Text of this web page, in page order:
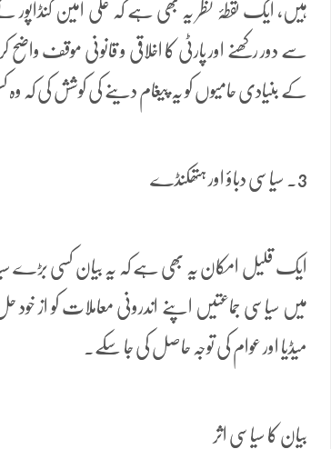
ہیں، ایک نقطۂ نظر یہ بھی ہے کہ علی امین گنڈاپور
سے دور رکھنے اور پارٹی کا اخلاقی و قانونی موقف
کے بنیادی حامیوں کو یہ پیغام دینے کی کوشش کی کہ
3. سیاسی دباؤ اور ہتھکنڈے
ایک قلیل امکان یہ بھی ہے کہ یہ بیان کسی بڑے
میں سیاسی جماعتیں اپنے اندرونی معاملات کو از
میڈیا اور عوام کی توجہ حاصل کی جا سکے۔
بیان کا سیاسی اثر